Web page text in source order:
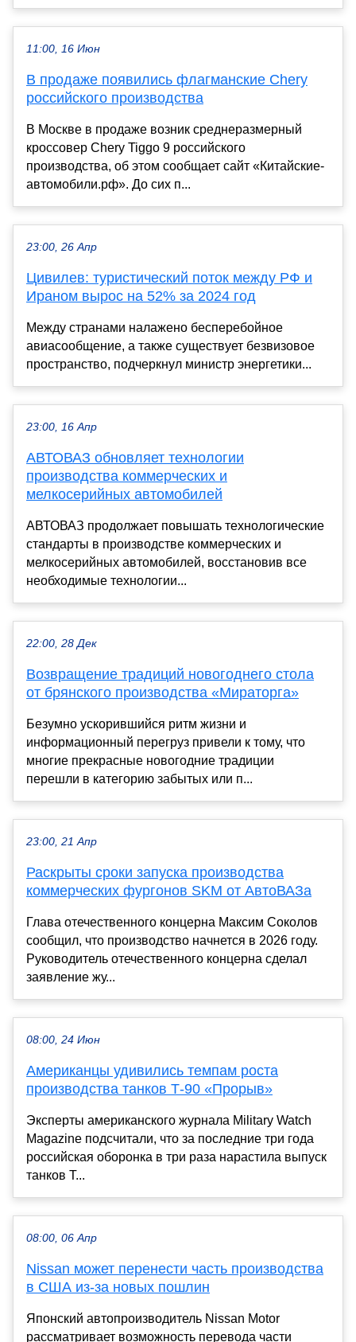
11:00, 16 Июн
В продаже появились флагманские Chery
российского производства
В Москве в продаже возник среднеразмерный
кроссовер Chery Tiggo 9 российского
производства, об этом сообщает сайт «Китайские-
автомобили.рф». До сих п...
23:00, 26 Апр
Цивилев: туристический поток между РФ и
Ираном вырос на 52% за 2024 год
Между странами налажено бесперебойное
авиасообщение, а также существует безвизовое
пространство, подчеркнул министр энергетики...
23:00, 16 Апр
АВТОВАЗ обновляет технологии
производства коммерческих и
мелкосерийных автомобилей
АВТОВАЗ продолжает повышать технологические
стандарты в производстве коммерческих и
мелкосерийных автомобилей, восстановив все
необходимые технологии...
22:00, 28 Дек
Возвращение традиций новогоднего стола
от брянского производства «Мираторга»
Безумно ускорившийся ритм жизни и
информационный перегруз привели к тому, что
многие прекрасные новогодние традиции
перешли в категорию забытых или п...
23:00, 21 Апр
Раскрыты сроки запуска производства
коммерческих фургонов SKM от АвтоВАЗа
Глава отечественного концерна Максим Соколов
сообщил, что производство начнется в 2026 году.
Руководитель отечественного концерна сделал
заявление жу...
08:00, 24 Июн
Американцы удивились темпам роста
производства танков Т-90 «Прорыв»
Эксперты американского журнала Military Watch
Magazine подсчитали, что за последние три года
российская оборонка в три раза нарастила выпуск
танков Т...
08:00, 06 Апр
Nissan может перенести часть производства
в США из-за новых пошлин
Японский автопроизводитель Nissan Motor
рассматривает возможность перевода части